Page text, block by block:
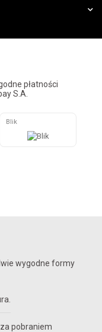
płatności
S.A.
Blik
wygodne formy
za pobraniem